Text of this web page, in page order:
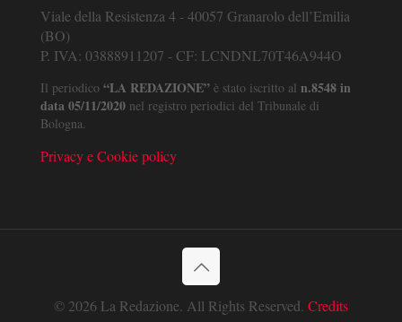
Viale della Resistenza 4 - 40057 Granarolo dell’Emilia
(BO)
P. IVA: 03888911207 - CF: LCNDNL70T46A944O
Il periodico “LA REDAZIONE” è stato iscritto al n.8548 in
data 05/11/2020 nel registro periodici del Tribunale di
Bologna.
Privacy e Cookie policy
© 2026 La Redazione. All Rights Reserved. Credits